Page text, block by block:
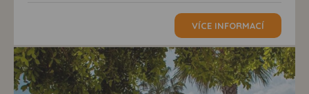
VÍCE INFORMACÍ